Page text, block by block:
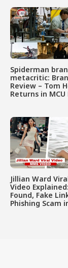
Spiderman
metacritic:
Review – Tom
Returns in
Jillian Ward
Video
Found, Fake
Phishing Scam